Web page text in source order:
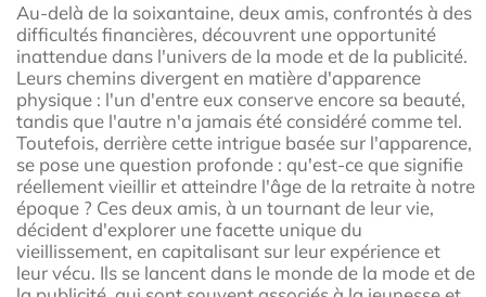
Au-delà de la soixantaine, deux amis, confrontés à des
difficultés financières, découvrent une opportunité
inattendue dans l'univers de la mode et de la publicité.
Leurs chemins divergent en matière d'apparence
physique : l'un d'entre eux conserve encore sa beauté,
tandis que l'autre n'a jamais été considéré comme tel.
Toutefois, derrière cette intrigue basée sur l'apparence,
se pose une question profonde : qu'est-ce que signifie
réellement vieillir et atteindre l'âge de la retraite à notre
époque ? Ces deux amis, à un tournant de leur vie,
décident d'explorer une facette unique du
vieillissement, en capitalisant sur leur expérience et
leur vécu. Ils se lancent dans le monde de la mode et de